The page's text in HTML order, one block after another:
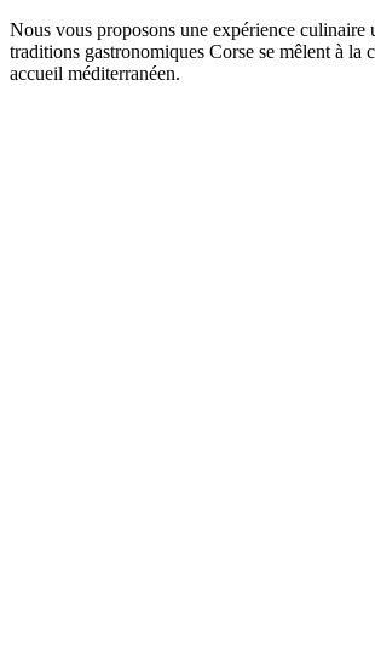
Nous vous proposons une expérience culinaire
traditions gastronomiques Corse se mêlent à la
accueil méditerranéen.